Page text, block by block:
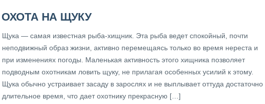
ОХОТА НА ЩУКУ
Щука — самая известная рыба-хищник. Эта рыба ведет спокойный, почти
неподвижный образ жизни, активно перемещаясь только во время нереста и
при изменениях погоды. Маленькая активность этого хищника позволяет
подводным охотникам ловить щуку, не прилагая особенных усилий к этому.
Щука обычно устраивает засаду в зарослях и не выплывает оттуда достаточно
длительное время, что дает охотнику прекрасную […]